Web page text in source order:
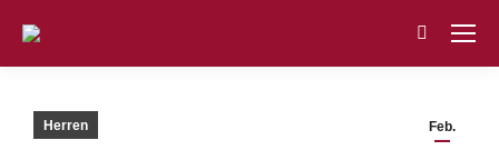
Search:
Feb.
Herren